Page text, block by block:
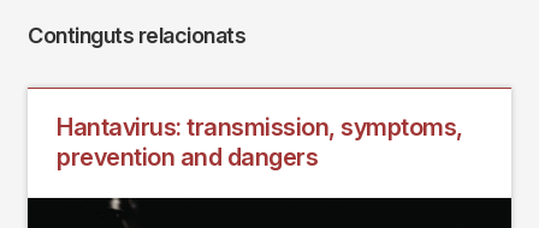
Continguts relacionats
Hantavirus: transmission, symptoms,
prevention and dangers